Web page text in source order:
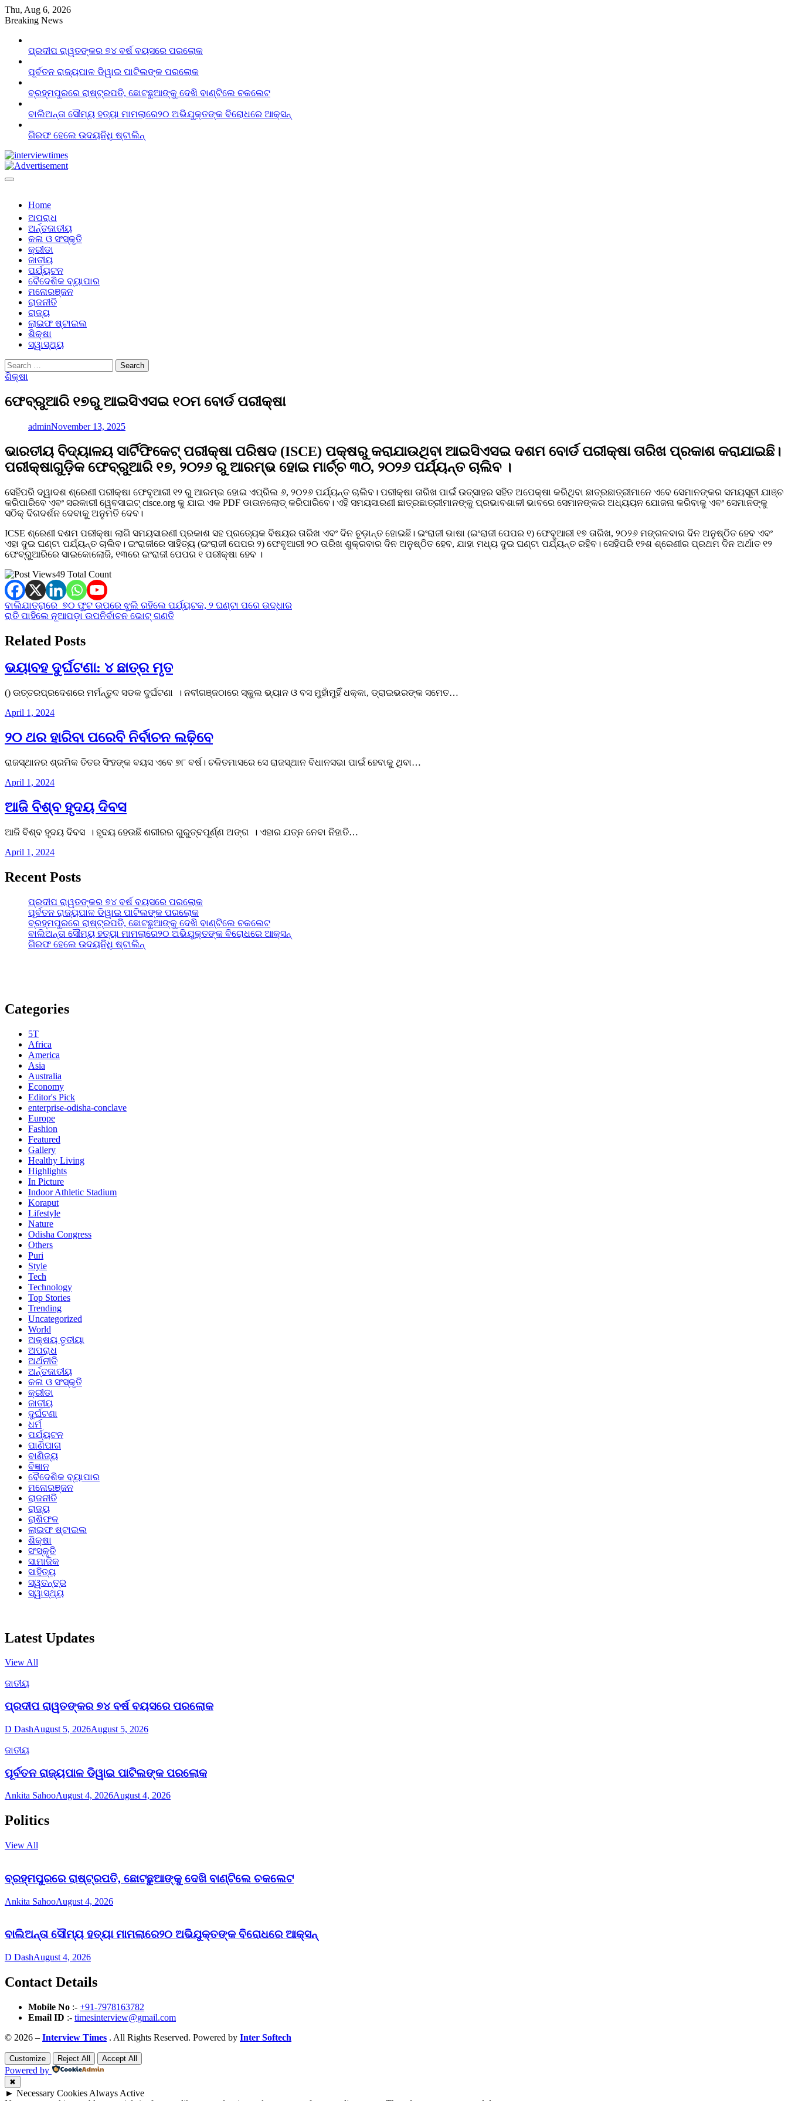
Skip
to
Thu, Aug 6, 2026
Breaking News
ପ୍ରଦୀପ ରାୱତଙ୍କର ୭୪ ବର୍ଷ ବୟସରେ ପରଲୋକ
ପୂର୍ବତନ ରାଜ୍ୟପାଳ ଡିୱାଇ ପାଟିଲଙ୍କ ପରଲୋକ
ବ୍ରହ୍ମପୁରରେ ରାଷ୍ଟ୍ରପତି, ଛୋଟଛୁଆଙ୍କୁ ଦେଖି ବାଣ୍ଟିଲେ ଚକଲେଟ
ବାଲିଅନ୍ତା ସୌମ୍ୟ ହତ୍ୟା ମାମଲାରେ୨୦ ଅଭିଯୁକ୍ତଙ୍କ ବିରୋଧରେ ଆକ୍ସନ୍
ଗିରଫ ହେଲେ ଉଦୟନିଧି ଷ୍ଟାଲିନ୍
Home
ଅପରାଧ
ଅର୍ନ୍ତଜାତୀୟ
କଳା ଓ ସଂସ୍କୃତି
କ୍ରୀଡା
ଜାତୀୟ
ପର୍ଯ୍ୟଟନ
ବୈଦେଶିକ ବ୍ୟାପାର
ମନୋରଞ୍ଜନ
ରାଜନୀତି
ରାଜ୍ୟ
ଲାଇଫ ଷ୍ଟାଇଲ
ଶିକ୍ଷା
ସ୍ୱାସ୍ଥ୍ୟ
Search
for:
ଶିକ୍ଷା
ଫେବ୍ରୁଆରି ୧୭ରୁ ଆଇସିଏସଇ ୧୦ମ ବୋର୍ଡ ପରୀକ୍ଷା
adminNovember 13, 2025
ଭାରତୀୟ ବିଦ୍ୟାଳୟ ସାର୍ଟିଫିକେଟ୍ ପରୀକ୍ଷା ପରିଷଦ (ISCE) ପକ୍ଷରୁ କରାଯାଉଥିବା ଆଇସିଏସଇ ଦଶମ ବୋର୍ଡ ପରୀକ୍ଷା ତାରିଖ ପ୍ରକାଶ କରାଯାଇଛି।
ପରୀକ୍ଷାଗୁଡ଼ିକ ଫେବ୍ରୁଆରି ୧୭, ୨୦୨୬ ରୁ ଆରମ୍ଭ ହୋଇ ମାର୍ଚ୍ଚ ୩୦, ୨୦୨୬ ପର୍ଯ୍ୟନ୍ତ ଚାଲିବ ।
ସେହିପରି ଦ୍ୱାଦଶ ଶ୍ରେଣୀ ପରୀକ୍ଷା ଫେବୃଆରୀ ୧୨ ରୁ ଆରମ୍ଭ ହୋଇ ଏପ୍ରିଲ ୬, ୨୦୨୬ ପର୍ଯ୍ୟନ୍ତ ଚାଲିବ। ପରୀକ୍ଷା ତାରିଖ ପାଇଁ ଉତ୍ସାହର ସହିତ ଅପେକ୍ଷା କରିଥିବା ଛାତ୍ରଛାତ୍ରୀମାନେ ଏବେ ସେମାନଙ୍କର ସମୟସୂଚୀ ଯାଞ୍ଚ
କରିପାରିବେ ଏବଂ ସରକାରୀ ୱେବସାଇଟ୍ cisce.org କୁ ଯାଇ ଏକ PDF ଡାଉନଲୋଡ୍ କରିପାରିବେ। ଏହି ସମୟସାରଣୀ ଛାତ୍ରଛାତ୍ରୀମାନଙ୍କୁ ପ୍ରଭାବଶାଳୀ ଭାବରେ ସେମାନଙ୍କର ଅଧ୍ୟୟନ ଯୋଜନା କରିବାକୁ ଏବଂ ସେମାନଙ୍କୁ
ସଠିକ୍ ଦିଗଦର୍ଶନ ଦେବାକୁ ଅନୁମତି ଦେବ।
ICSE ଶ୍ରେଣୀ ଦଶମ ପରୀକ୍ଷା ଲାଗି ସମୟସାରଣୀ ପ୍ରକାଶ ସହ ପ୍ରତ୍ୟେକ ବିଷୟର ତାରିଖ ଏବଂ ଦିନ ଚୂଡ଼ାନ୍ତ ହୋଇଛି। ଇଂରାଜୀ ଭାଷା (ଇଂରାଜୀ ପେପର ୧) ଫେବୃଆରୀ ୧୭ ତାରିଖ, ୨୦୨୬ ମଙ୍ଗଳବାର ଦିନ ଅନୁଷ୍ଠିତ ହେବ ଏବଂ
ଏହା ଦୁଇ ଘଣ୍ଟା ପର୍ଯ୍ୟନ୍ତ ଚାଲିବ। ଇଂରାଜୀରେ ସାହିତ୍ୟ (ଇଂରାଜୀ ପେପର ୨) ଫେବୃଆରୀ ୨୦ ତାରିଖ ଶୁକ୍ରବାର ଦିନ ଅନୁଷ୍ଠିତ ହେବ, ଯାହା ମଧ୍ୟ ଦୁଇ ଘଣ୍ଟା ପର୍ଯ୍ୟନ୍ତ ରହିବ। ସେହିପରି ୧୨ଶ ଶ୍ରେଣୀର ପ୍ରଥମ ଦିନ ଅର୍ଥାତ ୧୨
ଫେବ୍ରୁଆରିରେ ସାଇକୋଲୋଜି, ୧୩ରେ ଇଂରାଜୀ ପେପର ୧ ପରୀକ୍ଷା ହେବ ।
49 Total Count
Post
navigation
ବାଲିଯାତ୍ରାରେ ୭୦ ଫୁଟ ଉପରେ ଝୁଲି ରହିଲେ ପର୍ଯ୍ୟଟକ, ୨ ଘଣ୍ଟା ପରେ ଉଦ୍ଧାର
ରାତି ପାହିଲେ ନୂଆପଡ଼ା ଉପନିର୍ବାଚନ ଭୋଟ୍‌ ଗଣତି
Related Posts
ଭୟାବହ ଦୁର୍ଘଟଣା: ୪ ଛାତ୍ର ମୃତ
() ଉତ୍ତରପ୍ରଦେଶରେ ମର୍ମନ୍ତୁଦ ସଡକ ଦୁର୍ଘଟଣା । ନବୀଗଞ୍ଜଠାରେ ସ୍କୁଲ ଭ୍ୟାନ ଓ ବସ ମୁହାଁମୁହିଁ ଧକ୍କା, ଡ୍ରାଇଭରଙ୍କ ସମେତ…
April 1, 2024
୨୦ ଥର ହାରିବା ପରେବି ନିର୍ବାଚନ ଲଢ଼ିବେ
ରାଜସ୍ଥାନର ଶ୍ରମିକ ତିତର ସିଂହଙ୍କ ବୟସ ଏବେ ୭୮ ବର୍ଷ। ଚଳିତମାସରେ ସେ ରାଜସ୍ଥାନ ବିଧାନସଭା ପାଇଁ ହେବାକୁ ଥିବା…
April 1, 2024
ଆଜି ବିଶ୍ବ ହୃଦୟ ଦିବସ
ଆଜି ବିଶ୍ବ ହୃଦୟ ଦିବସ । ହୃଦୟ ହେଉଛି ଶରୀରର ଗୁରୁତ୍ବପୂର୍ଣ୍ଣ ଅଙ୍ଗ । ଏହାର ଯତ୍ନ ନେବା ନିହାତି…
April 1, 2024
Recent Posts
ପ୍ରଦୀପ ରାୱତଙ୍କର ୭୪ ବର୍ଷ ବୟସରେ ପରଲୋକ
ପୂର୍ବତନ ରାଜ୍ୟପାଳ ଡିୱାଇ ପାଟିଲଙ୍କ ପରଲୋକ
ବ୍ରହ୍ମପୁରରେ ରାଷ୍ଟ୍ରପତି, ଛୋଟଛୁଆଙ୍କୁ ଦେଖି ବାଣ୍ଟିଲେ ଚକଲେଟ
ବାଲିଅନ୍ତା ସୌମ୍ୟ ହତ୍ୟା ମାମଲାରେ୨୦ ଅଭିଯୁକ୍ତଙ୍କ ବିରୋଧରେ ଆକ୍ସନ୍
ଗିରଫ ହେଲେ ଉଦୟନିଧି ଷ୍ଟାଲିନ୍
Categories
5T
Africa
America
Asia
Australia
Economy
Editor's Pick
enterprise-odisha-conclave
Europe
Fashion
Featured
Gallery
Healthy Living
Highlights
In Picture
Indoor Athletic Stadium
Koraput
Lifestyle
Nature
Odisha Congress
Others
Puri
Style
Tech
Technology
Top Stories
Trending
Uncategorized
World
ଅକ୍ଷୟ ତୃତୀୟା
ଅପରାଧ
ଅର୍ଥନୀତି
ଅର୍ନ୍ତଜାତୀୟ
କଳା ଓ ସଂସ୍କୃତି
କ୍ରୀଡା
ଜାତୀୟ
ଦୁର୍ଘଟଣା
ଧର୍ମ
ପର୍ଯ୍ୟଟନ
ପାଣିପାଗ
ବାଣିଜ୍ୟ
ବିଜ୍ଞାନ
ବୈଦେଶିକ ବ୍ୟାପାର
ମନୋରଞ୍ଜନ
ରାଜନୀତି
ରାଜ୍ୟ
ରାଶିଫଳ
ଲାଇଫ ଷ୍ଟାଇଲ
ଶିକ୍ଷା
ସଂସ୍କୃତି
ସାମାଜିକ
ସାହିତ୍ୟ
ସ୍ୱତନ୍ତ୍ର
ସ୍ୱାସ୍ଥ୍ୟ
Latest Updates
View All
ଜାତୀୟ
ପ୍ରଦୀପ ରାୱତଙ୍କର ୭୪ ବର୍ଷ ବୟସରେ ପରଲୋକ
D DashAugust 5, 2026August 5, 2026
ଜାତୀୟ
ପୂର୍ବତନ ରାଜ୍ୟପାଳ ଡିୱାଇ ପାଟିଲଙ୍କ ପରଲୋକ
Ankita SahooAugust 4, 2026August 4, 2026
Politics
View All
ବ୍ରହ୍ମପୁରରେ ରାଷ୍ଟ୍ରପତି, ଛୋଟଛୁଆଙ୍କୁ ଦେଖି ବାଣ୍ଟିଲେ ଚକଲେଟ
Ankita SahooAugust 4, 2026
ବାଲିଅନ୍ତା ସୌମ୍ୟ ହତ୍ୟା ମାମଲାରେ୨୦ ଅଭିଯୁକ୍ତଙ୍କ ବିରୋଧରେ ଆକ୍ସନ୍
D DashAugust 4, 2026
Contact Details
Mobile No :- +91-7978163782
Email ID :- timesinterview@gmail.com
© 2026 – Interview Times . All Rights Reserved. Powered by Inter Softech
Customize Reject All Accept All
Powered by
✖
► Necessary Cookies Always Active